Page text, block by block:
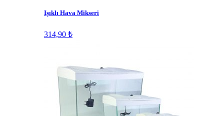
Işıklı Hava Mikseri
314,90 ₺